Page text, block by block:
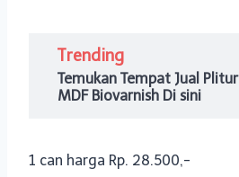
Trending
Temukan Tempat Jual Plitur
MDF Biovarnish Di sini
1 can harga Rp. 28.500,-